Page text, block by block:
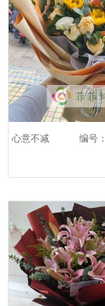
心意不减 编号